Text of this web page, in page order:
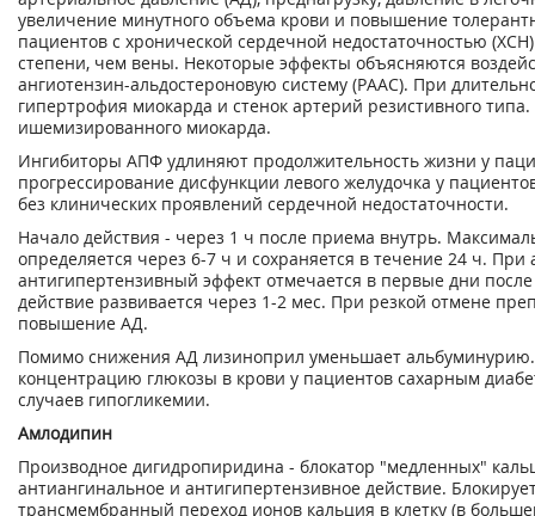
увеличение минутного объема крови и повышение
пациентов с хронической сердечной недостаточностью
степени, чем вены. Некоторые эффекты объясняются
ангиотензин-альдостероновую систему (РААС). При
гипертрофия миокарда и стенок артерий резистивного
ишемизированного миокарда.
Ингибиторы АПФ удлиняют продолжительность жизни у
прогрессирование дисфункции левого желудочка у
без клинических проявлений сердечной недостаточности.
Начало действия - через 1 ч после приема внутрь.
определяется через 6-7 ч и сохраняется в течение 24 ч.
антигипертензивный эффект отмечается в первые дни
действие развивается через 1-2 мес. При резкой отмене
повышение АД.
Помимо снижения АД лизиноприл уменьшает
концентрацию глюкозы в крови у пациентов сахарным
случаев гипогликемии.
Амлодипин
Производное дигидропиридина - блокатор "медленных"
антиангинальное и антигипертензивное действие.
трансмембранный переход ионов кальция в клетку (в